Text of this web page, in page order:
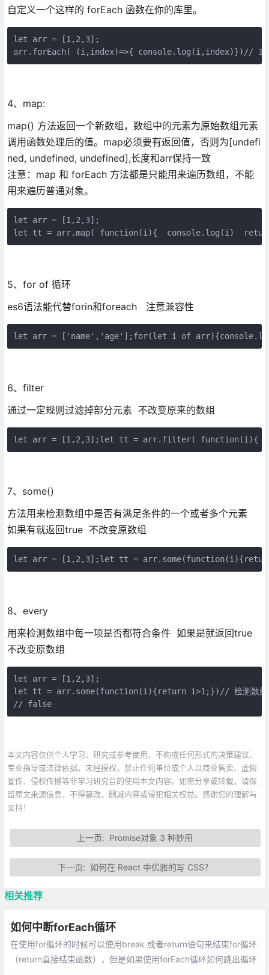
自定义一个这样的 forEach 函数在你的库里。
let arr = [1,2,3];
arr.forEach( (i,index)=>{ console.log(i,index)})//
4、map:
map() 方法返回一个新数组，数组中的元素为原始数组元素
调用函数处理后的值。map必须要有返回值，否则为[undefi
ned, undefined, undefined],长度和arr保持一致
注意：map 和 forEach 方法都是只能用来遍历数组，不能
用来遍历普通对象。
let arr = [1,2,3];
let tt = arr.map( function(i){  console.log(i)
5、for of 循环
es6语法能代替forin和foreach 注意兼容性
let arr = ['name','age'];for(let i of
6、filter
通过一定规则过滤掉部分元素 不改变原来的数组
let arr = [1,2,3];let tt = arr.filter( function(i){
7、some()
方法用来检测数组中是否有满足条件的一个或者多个元素
如果有就返回true 不改变原数组
let arr = [1,2,3];let tt =
8、every
用来检测数组中每一项是否都符合条件 如果是就返回true
不改变原数组
let arr = [1,2,3];
let tt = arr.some(function(i){return i>1;})// 检测数组中
// false
本文内容仅供个人学习、研究或参考使用，不构成任何形式的决策建议、
专业指导或法律依据。未经授权，禁止任何单位或个人以商业售卖、虚假
宣传、侵权传播等非学习研究目的使用本文内容。如需分享或转载，请保
留原文来源信息，不得篡改、删减内容或侵犯相关权益。感谢您的理解与
支持！
上一页: Promise对象 3 种妙用
下一页: 如何在 React 中优雅的写 CSS？
相关推荐
如何中断forEach循环
在使用for循环的时候可以使用break 或者return语句来结束for循环
（return直接结束函数），但是如果使用forEach循环如何跳出循环